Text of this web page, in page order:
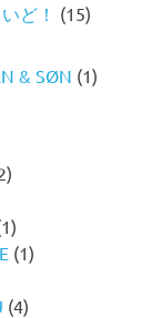
ど！ (15)
& SØN (1)
(1)
(4)